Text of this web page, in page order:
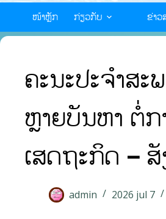
ໜ້າຫຼັກ ກ່ຽວກັບ ຂ່າວ
ຄະນະປະຈຳສະ
ຫຼາຍບັນຫາ ຕໍ່
ເສດຖະກິດ –
admin 2026 jul 7